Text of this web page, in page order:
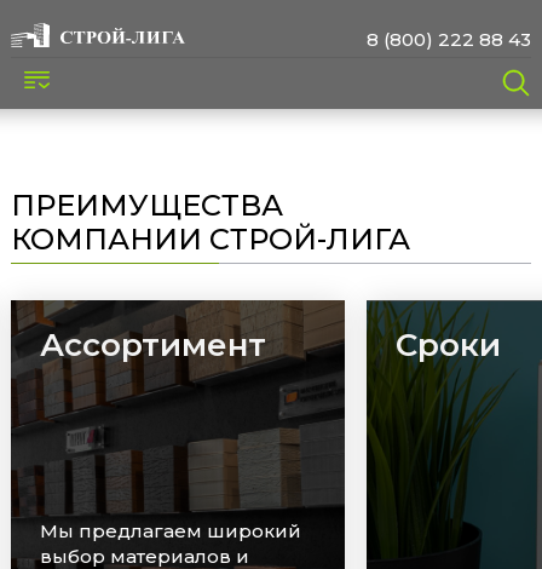
8 (800) 222 88 43
ПРЕИМУЩЕСТВА
КОМПАНИИ СТРОЙ-ЛИГА
Ассортимент
Мы предлагаем широкий
выбор материалов и
Сроки